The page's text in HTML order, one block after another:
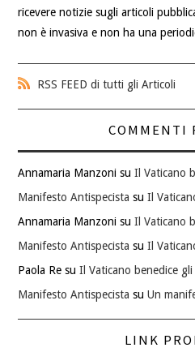
ricevere notizie sugli articoli
non è invasiva e non ha una
RSS FEED di tutti gli Articoli
COMMENTI
Annamaria Manzoni suIl Vaticano
Manifesto Antispecista suIl
Annamaria Manzoni suIl Vaticano
Manifesto Antispecista suIl
Paola Re suIl Vaticano benedice
Manifesto Antispecista suUn
LINK